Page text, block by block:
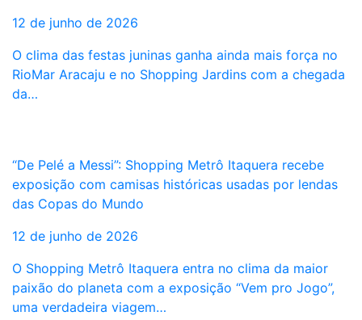
12 de junho de 2026
O clima das festas juninas ganha ainda mais força no
RioMar Aracaju e no Shopping Jardins com a chegada
da…
“De Pelé a Messi”: Shopping Metrô Itaquera recebe
exposição com camisas históricas usadas por lendas
das Copas do Mundo
12 de junho de 2026
O Shopping Metrô Itaquera entra no clima da maior
paixão do planeta com a exposição “Vem pro Jogo”,
uma verdadeira viagem…